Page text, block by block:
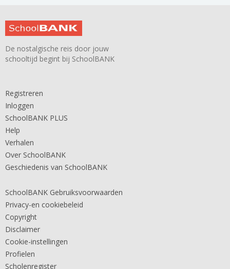
De nostalgische reis door jouw
schooltijd begint bij SchoolBANK
Registreren
Inloggen
SchoolBANK PLUS
Help
Verhalen
Over SchoolBANK
Geschiedenis van SchoolBANK
SchoolBANK Gebruiksvoorwaarden
Privacy-en cookiebeleid
Copyright
Disclaimer
Cookie-instellingen
Profielen
Scholenregister